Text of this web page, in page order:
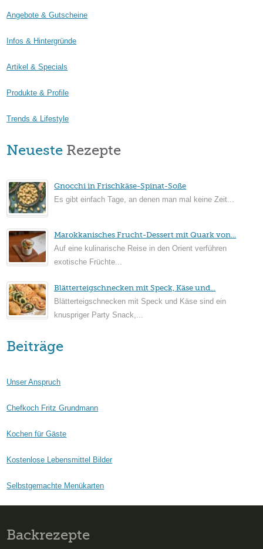
Angebote & Gutscheine
Infos & Hintergründe
Artikel & Specials
Produkte & Profile
Trends & Lifestyle
Neueste Rezepte
Gnocchi in Frischkäse-Spinat-Soße
Es gibt einfach Tage, an denen man mal keine Zeit...
Marokkanisches Frucht-Dessert mit Quark von...
Auf eine kulinarische Reise in den Orient verführen
exotische Früchte...
Blätterteigschnecken mit Speck, Käse und...
Blätterteigschnecken mit Speck und Käse sind ein
knuspriger Party Snack,...
Beiträge
Unser Anspruch
Chefkoch Fritz Grundmann
Kochen für Gäste
Kostenlose Lebensmittel Bilder
Selbstgemachte Menükarten
Backrezepte